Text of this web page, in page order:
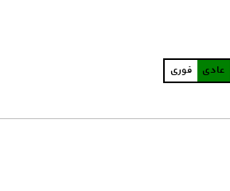
عادی فوری